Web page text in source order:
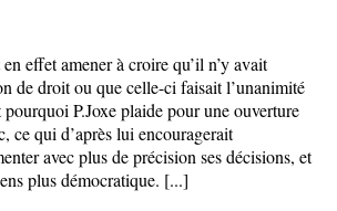
effet amener à croire qu’il n’y avait
de droit ou que celle-ci faisait l’unanimité
pourquoi P.Joxe plaide pour une ouverture
ce qui d’après lui encouragerait
avec plus de précision ses décisions, et
plus démocratique. [...]